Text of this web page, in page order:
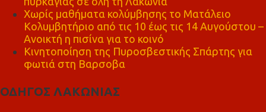
Χωρίς μαθήματα κολύμβησης το Ματάλειο
Κολυμβητήριο από τις 10 έως τις 14 Αυγούστου –
Ανοικτή η πισίνα για το κοινό
Κινητοποίηση της Πυροσβεστικής Σπάρτης για
φωτιά στη Βαρσοβα
ΟΔΗΓΟΣ ΛΑΚΩΝΙΑΣ